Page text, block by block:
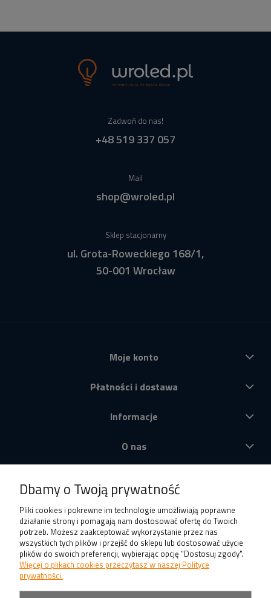
Zadwoń do nas!
+48 519 337 057
Mail
shop@wroled.pl
Sklep stacjonarny
ul. Grota-Roweckiego 168/1,
50-001 Wrocław
Moje konto
Płatności i dostawa
Informacje
O nas
Dbamy o Twoją prywatność
Pliki cookies i pokrewne im technologie umożliwiają poprawne
działanie strony i pomagają nam dostosować ofertę do Twoich
potrzeb. Możesz zaakceptować wykorzystanie przez nas
wszystkich tych plików i przejść do sklepu lub dostosować użycie
plików do swoich preferencji, wybierając opcję "Dostosuj zgody".
Więcej o plikach cookies przeczytasz w naszej Polityce
prywatności.